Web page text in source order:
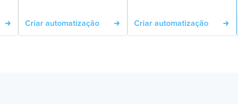
Criar automatização Criar automatização